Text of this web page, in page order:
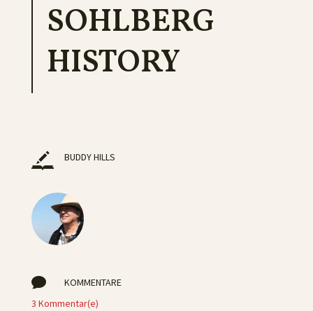
SOHLBERG
HISTORY
BUDDY HILLS

KOMMENTARE
3 Kommentar(e)